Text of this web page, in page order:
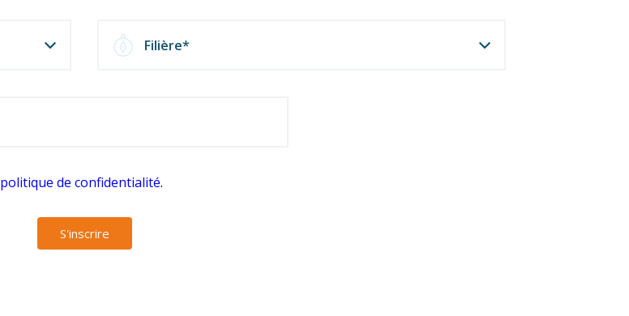
Filière*
politique de confidentialité.
S'inscrire